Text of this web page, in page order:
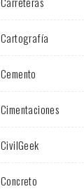
Cartografía
Cemento
Cimentaciones
CivilGeek
Concreto